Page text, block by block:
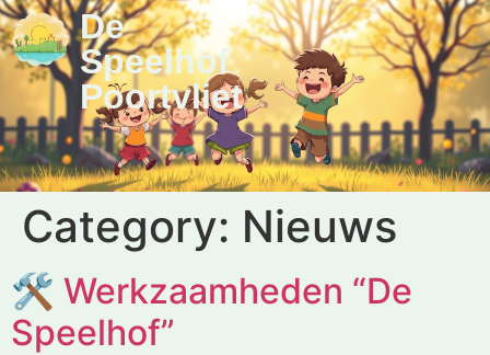
De
Speelhof
Poortvliet
Category: Nieuws
🛠️ Werkzaamheden “De
Speelhof”